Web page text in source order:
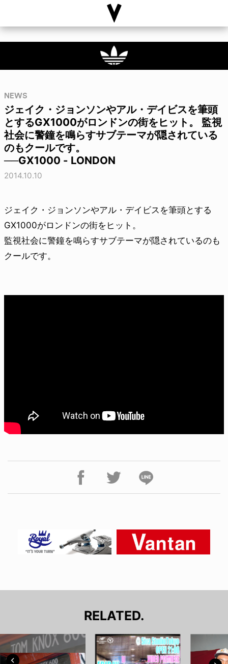
NEWS
ジェイク・ジョンソンやアル・デイビスを筆頭
とするGX1000がロンドンの街をヒット。 監視
社会に警鐘を鳴らすサブテーマが隠されている
のもクールです。
──GX1000 - LONDON
2014.10.10
ジェイク・ジョンソンやアル・デイビスを筆頭とする
GX1000がロンドンの街をヒット。
監視社会に警鐘を鳴らすサブテーマが隠されているのも
クールです。
RELATED.